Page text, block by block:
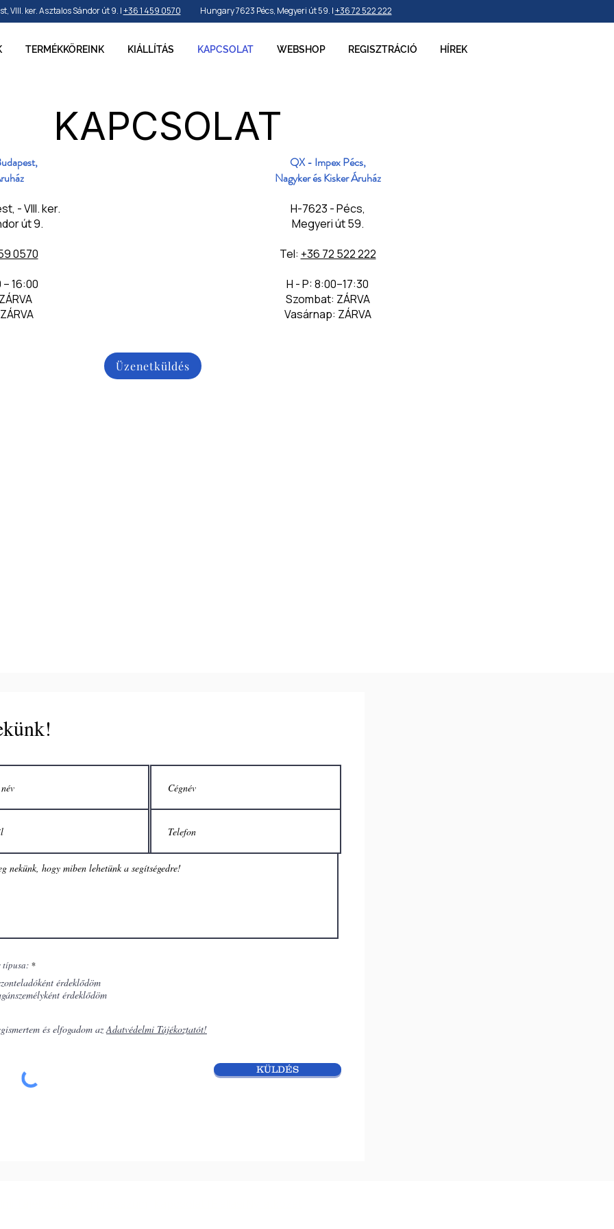
VIII. ker. Asztalos Sándor út 9. |+36 1 459 0570 Hungary 7623 Pécs, Megyeri út 59. |+36 72 522 222
TERMÉKKÖREINK KIÁLLÍTÁS KAPCSOLAT WEBSHOP REGISZTRÁCIÓ HÍREK
KAPCSOLAT
- VIII. ker.
út 9.
0570​
– 16:00
QX - Impex Pécs,
Nagyker és Kisker Áruház
H-7623 - Pécs,
Megyeri út 59.
Tel: +36 72 522 222​
H - P: 8:00–17:30
Szombat: ZÁRVA
Vasárnap: ZÁRVA
Üzenetküldés
típusa: *
érdeklődöm
érdeklődöm
és elfogadom azAdatvédelmi Tájékoztatót!
KÜLDÉS